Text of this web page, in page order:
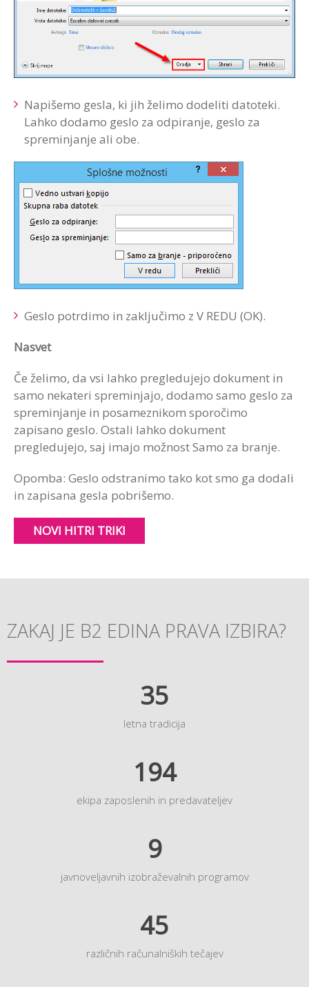
Napišemo gesla, ki jih želimo dodeliti datoteki.
Lahko dodamo geslo za odpiranje, geslo za
spreminjanje ali obe.
Geslo potrdimo in zaključimo z V REDU (OK).
Nasvet
Če želimo, da vsi lahko pregledujejo dokument in
samo nekateri spreminjajo, dodamo samo geslo za
spreminjanje in posameznikom sporočimo
zapisano geslo. Ostali lahko dokument
pregledujejo, saj imajo možnost Samo za branje.
Opomba: Geslo odstranimo tako kot smo ga dodali
in zapisana gesla pobrišemo.
NOVI HITRI TRIKI
ZAKAJ JE B2 EDINA PRAVA IZBIRA?
35
letna tradicija
194
ekipa zaposlenih in predavateljev
9
javnoveljavnih izobraževalnih programov
45
različnih računalniških tečajev